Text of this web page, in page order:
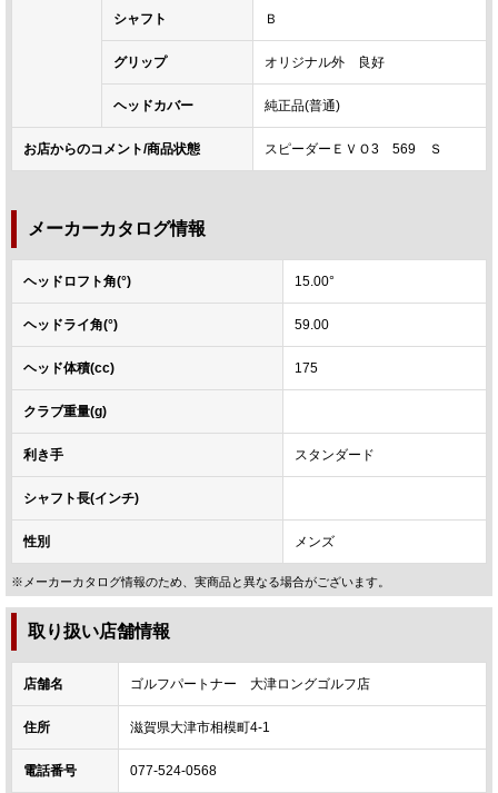
シャフト Ｂ
グリップ オリジナル外 良好
ヘッドカバー 純正品(普通)
お店からのコメント/商品状態 スピーダーＥＶＯ3 569 Ｓ
メーカーカタログ情報
ヘッドロフト角(°) 15.00°
ヘッドライ角(°) 59.00
ヘッド体積(cc) 175
クラブ重量(g)
利き手 スタンダード
シャフト長(インチ)
性別 メンズ
※メーカーカタログ情報のため、実商品と異なる場合がございます。
取り扱い店舗情報
店舗名 ゴルフパートナー 大津ロングゴルフ店
住所 滋賀県大津市相模町4-1
電話番号 077-524-0568